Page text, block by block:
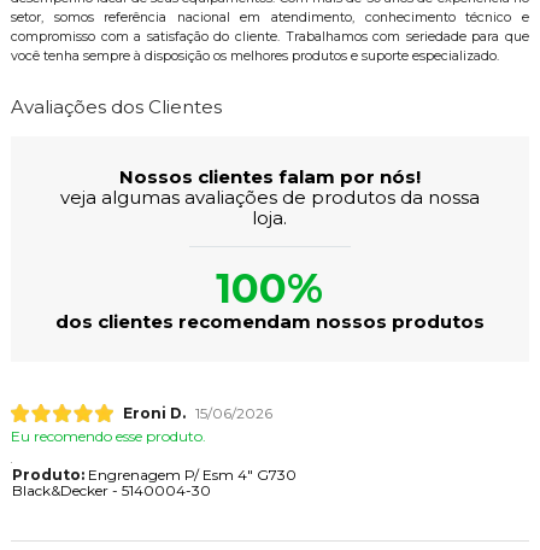
setor, somos referência nacional em atendimento, conhecimento técnico e
compromisso com a satisfação do cliente. Trabalhamos com seriedade para que
você tenha sempre à disposição os melhores produtos e suporte especializado.
Avaliações dos Clientes
Nossos clientes falam por nós!
veja algumas avaliações de produtos da nossa
loja.
100%
dos clientes recomendam nossos produtos
Eroni D. 15/06/2026
Eu recomendo esse produto.
Produto:Engrenagem P/ Esm 4" G730
Black&Decker - 5140004-30